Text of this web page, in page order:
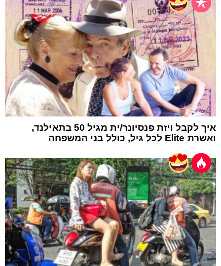
איך לקבל ויזת פנסיונר/ית מגיל 50 בתאילנד,
ואשרת Elite לכל גיל, כולל בני המשפחה